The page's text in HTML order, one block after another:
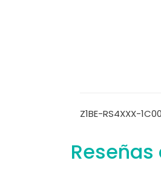
Z1BE-RS4XXX-